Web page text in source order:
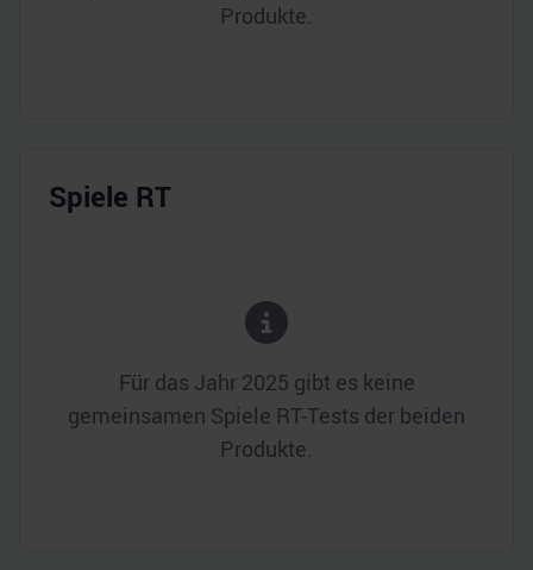
Produkte.
Spiele RT
Für das Jahr 2025 gibt es keine
gemeinsamen Spiele RT-Tests der beiden
Produkte.